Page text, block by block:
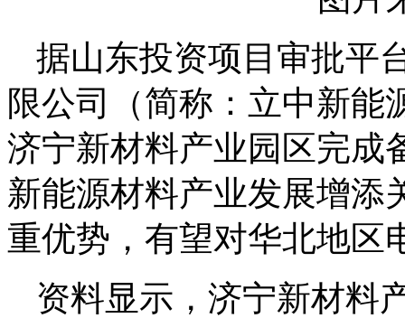
据山东投资项目审批平
限公司（简称：立中新能
济宁新材料产业园区完成
新能源材料产业发展增添
重优势，有望对华北地区
资料显示，济宁新材料